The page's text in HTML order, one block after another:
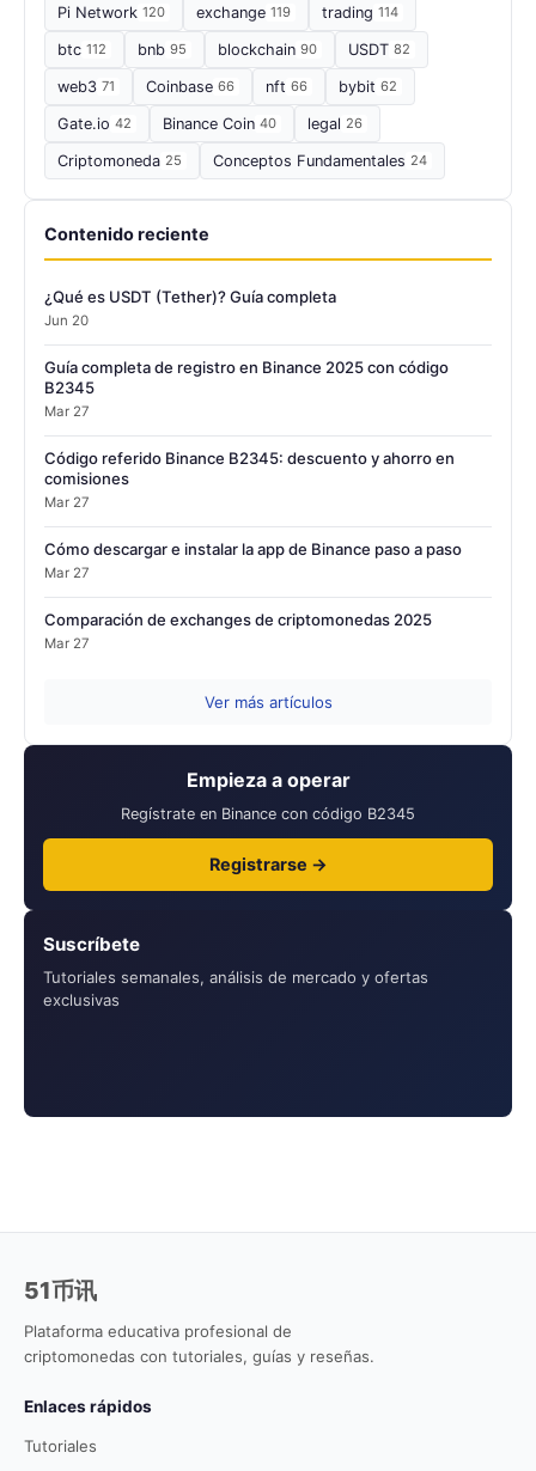
Pi Network 120 exchange 119 trading 114
btc 112 bnb 95 blockchain 90 USDT 82
web3 71 Coinbase 66 nft 66 bybit 62
Gate.io 42 Binance Coin 40 legal 26
Criptomoneda 25 Conceptos Fundamentales 24
Contenido reciente
¿Qué es USDT (Tether)? Guía completa
Jun 20
Guía completa de registro en Binance 2025 con código
B2345
Mar 27
Código referido Binance B2345: descuento y ahorro en
comisiones
Mar 27
Cómo descargar e instalar la app de Binance paso a paso
Mar 27
Comparación de exchanges de criptomonedas 2025
Mar 27
Ver más artículos
Empieza a operar
Regístrate en Binance con código B2345
Registrarse →
Suscríbete
Tutoriales semanales, análisis de mercado y ofertas
exclusivas
51币讯
Plataforma educativa profesional de
criptomonedas con tutoriales, guías y reseñas.
Enlaces rápidos
Tutoriales